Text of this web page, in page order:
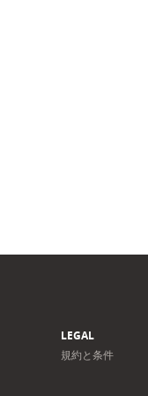
LEGAL
規約と条件